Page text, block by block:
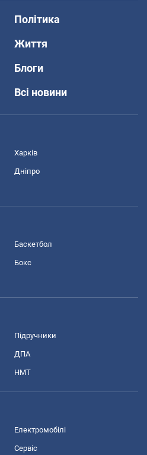
Політика
Життя
Блоги
Всі новини
Харків
Дніпро
Баскетбол
Бокс
Підручники
ДПА
НМТ
Електромобілі
Сервіс